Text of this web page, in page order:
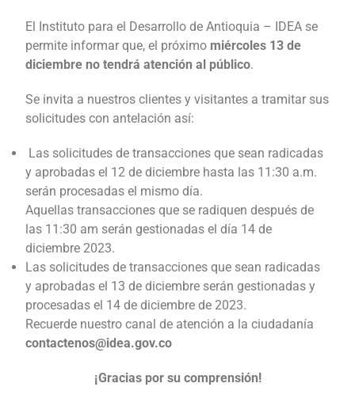
El Instituto para el Desarrollo de Antioquia – IDEA se
permite informar que, el próximo miércoles 13 de
diciembre no tendrá atención al público.
Se invita a nuestros clientes y visitantes a tramitar sus
solicitudes con antelación así:
Las solicitudes de transacciones que sean radicadas
y aprobadas el 12 de diciembre hasta las 11:30 a.m.
serán procesadas el mismo día.
Aquellas transacciones que se radiquen después de
las 11:30 am serán gestionadas el día 14 de
diciembre 2023.
Las solicitudes de transacciones que sean radicadas
y aprobadas el 13 de diciembre serán gestionadas y
procesadas el 14 de diciembre de 2023.
Recuerde nuestro canal de atención a la ciudadanía
contactenos@idea.gov.co
¡Gracias por su comprensión!